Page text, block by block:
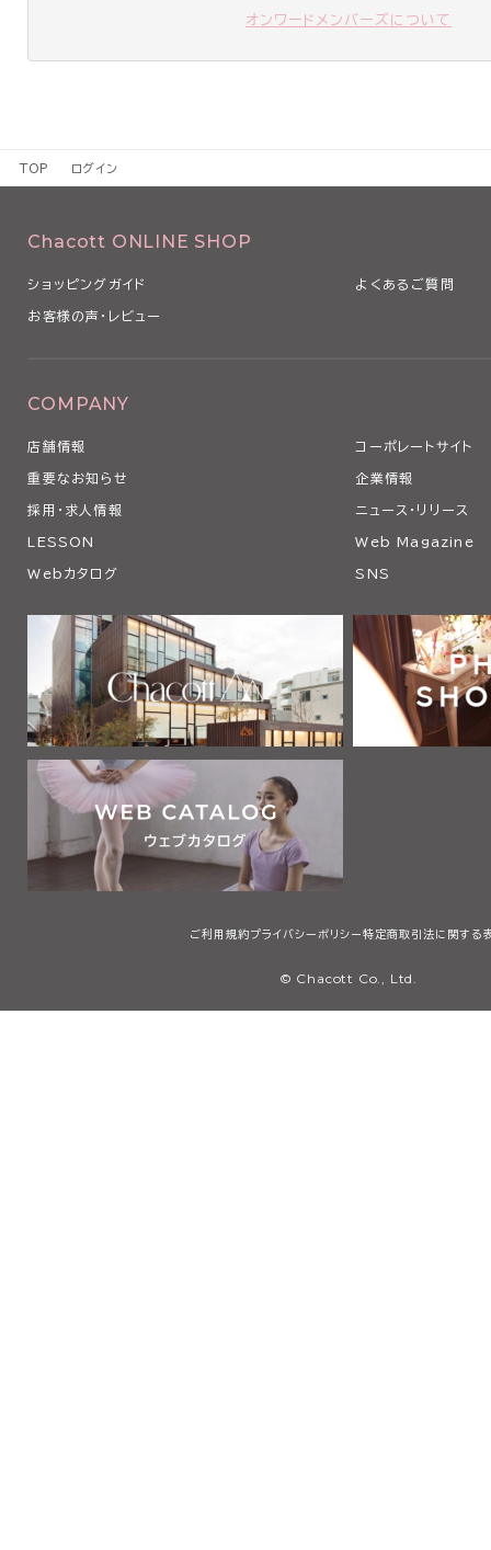
オンワードメンバーズについて
TOP ログイン
Chacott ONLINE SHOP
ショッピングガイド よくあるご質問
お客様の声・レビュー
COMPANY
店舗情報 コーポレートサイト
重要なお知らせ 企業情報
採用・求人情報 ニュース・リリース
LESSON Web Magazine
Webカタログ SNS
ご利用規約プライバシーポリシー 特定商取引法に関する
© Chacott Co., Ltd.